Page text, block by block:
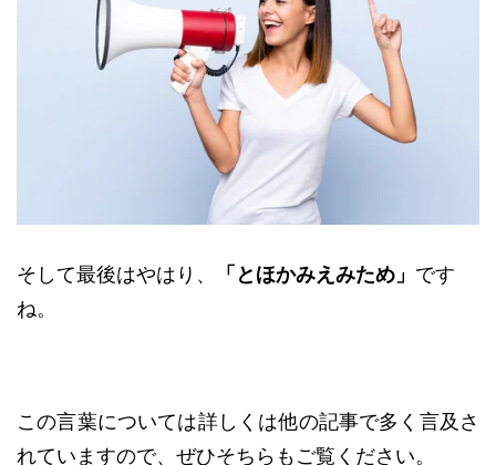
そして最後はやはり、 「とほかみえみため」 です
ね。
この言葉については詳しくは他の記事で多く言及さ
れていますので、ぜひそちらもご覧ください。